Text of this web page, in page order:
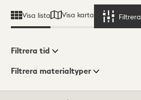
Visa lista Visa karta Filtrera
Visningsläge
Filtrera tid
Filtrera materialtyper